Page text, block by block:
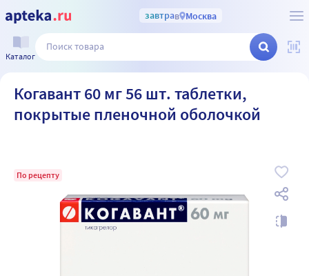
завтрав Москва
Каталог
Когавант 60 мг 56 шт. таблетки,
покрытые пленочной оболочкой
По рецепту